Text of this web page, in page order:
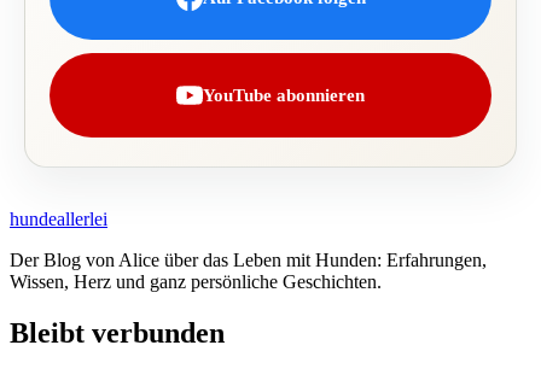
YouTube abonnieren
hundeallerlei
Der Blog von Alice über das Leben mit Hunden: Erfahrungen,
Wissen, Herz und ganz persönliche Geschichten.
Bleibt verbunden